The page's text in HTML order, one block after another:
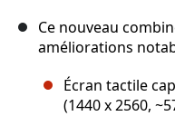
Ce nouveau
améliorations
Écran tactile
(1440 x 2560,